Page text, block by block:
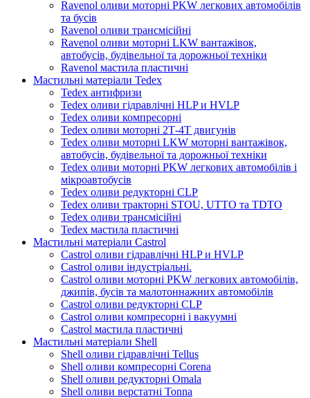
Ravenol оливи моторні PKW легкових автомобілів
та бусів
Ravenol оливи трансмісійні
Ravenol оливи моторні LKW вантажівок,
автобусів, будівельної та дорожньої техніки
Ravenol мастила пластичні
Мастильні матеріали Tedex
Tedex антифризи
Tedex оливи гідравлічні HLP и HVLP
Tedex оливи компресорні
Tedex оливи моторні 2Т-4Т двигунів
Tedex оливи моторні LKW моторні вантажівок,
автобусів, будівельної та дорожньої техніки
Tedex оливи моторні PKW легкових автомобілів і
мікроавтобусів
Tedex оливи редукторні CLP
Tedex оливи тракторні STOU, UTTO та TDTO
Tedex оливи трансмісійні
Tedex мастила пластичні
Мастильні матеріали Castrol
Castrol оливи гідравлічні HLP и HVLP
Castrol оливи індустріальні.
Castrol оливи моторні PKW легкових автомобілів,
джипів, бусів та малотоннажних автомобілів
Castrol оливи редукторні CLP
Castrol оливи компресорні і вакуумні
Castrol мастила пластичні
Мастильні матеріали Shell
Shell оливи гідравлічні Tellus
Shell оливи компресорні Corena
Shell оливи редукторні Omala
Shell оливи верстатні Tonna